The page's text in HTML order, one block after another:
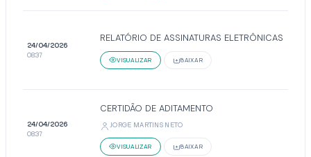
24/04/2026
08:37
RELATÓRIO DE ASSINATURAS ELETRÔNICAS
VISUALIZAR BAIXAR
24/04/2026
08:37
CERTIDÃO DE ADITAMENTO
JORGE MARTINS NETO
VISUALIZAR BAIXAR